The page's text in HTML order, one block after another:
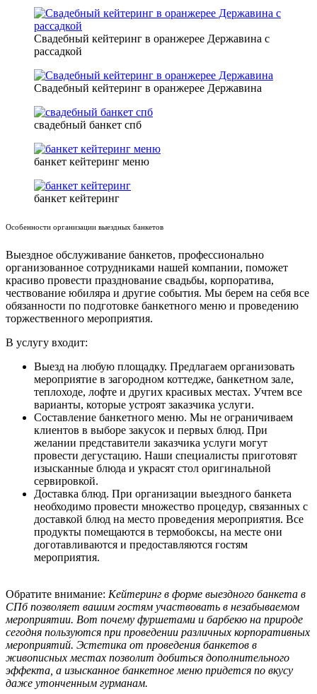
Свадебный кейтеринг в оранжерее Державина с
рассадкой
Свадебный кейтеринг в оранжерее Державина
свадебный банкет спб
банкет кейтеринг меню
банкет кейтеринг
Особенности организации выездных банкетов
Выездное обслуживание банкетов, профессионально
организованное сотрудниками нашей компании, поможет
красиво провести празднование свадьбы, корпоратива,
чествование юбиляра и другие события. Мы берем на себя все
обязанности по подготовке банкетного меню и проведению
торжественного мероприятия.
В услугу входит:
Выезд на любую площадку. Предлагаем организовать
мероприятие в загородном коттедже, банкетном зале,
теплоходе, лофте и других красивых местах. Учтем все
варианты, которые устроят заказчика услуги.
Составление банкетного меню. Мы не ограничиваем
клиентов в выборе закусок и первых блюд. При
желании представители заказчика услуги могут
провести дегустацию. Наши специалисты приготовят
изысканные блюда и украсят стол оригинальной
сервировкой.
Доставка блюд. При организации выездного банкета
необходимо провести множество процедур, связанных с
доставкой блюд на место проведения мероприятия. Все
продукты помещаются в термобоксы, на месте они
доготавливаются и предоставляются гостям
мероприятия.
Обратите внимание: Кейтеринг в форме выездного банкета в
СПб позволяет вашим гостям участвовать в незабываемом
мероприятии. Вот почему фуршетами и барбекю на природе
сегодня пользуются при проведении различных корпоративных
мероприятий. Эстетика от проведения банкетов в
живописных местах позволит добиться дополнительного
эффекта, а изысканное банкетное меню придется по вкусу
даже утонченным гурманам.